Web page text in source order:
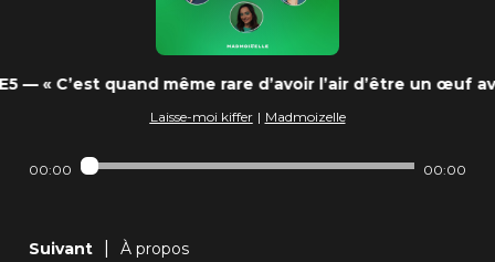
— « C’est quand même rare d’avoir l’air d’être un œuf
Laisse-moi kiffer | Madmoizelle
00:00 00:00
Suivant À propos